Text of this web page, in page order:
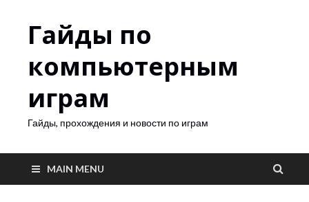
Гайды по
компьютерным
играм
Гайды, прохождения и новости по играм
MAIN MENU